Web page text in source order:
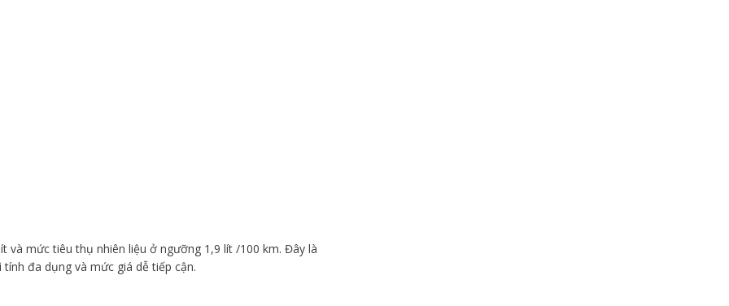
và mức tiêu thụ nhiên liệu ở ngưỡng 1,9 lít /100 km. Đây là
đa dụng và mức giá dễ tiếp cận.